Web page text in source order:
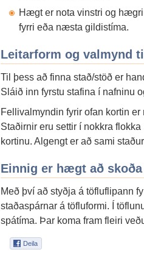
Hægt er nota vinstri og
fyrri eða næsta gildistíma.
Leitarform og valmynd
Til þess að finna stað/stöð er
Sláið inn fyrstu stafina í nafninu
Fellivalmyndin fyrir ofan kortin
Staðirnir eru settir í nokkra
kortinu. Algengt er að sami
Einnig er hægt að
Með því að styðja á töfluflipann
staðaspárnar á töfluformi. Í
spátíma. Þar koma fram fleiri